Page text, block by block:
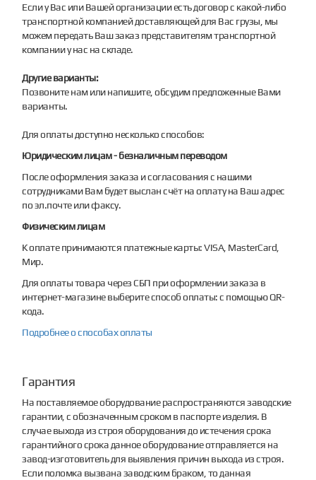
Если у Вас или Вашей организации есть договор с какой-либо
транспортной компанией доставляющей для Вас грузы, мы
можем передать Ваш заказ представителям транспортной
компании у нас на складе.
Другие варианты:
Позвоните нам или напишите, обсудим предложенные Вами
варианты.
Для оплаты доступно несколько способов:
Юридическим лицам - безналичным переводом
После оформления заказа и согласования с нашими
сотрудниками Вам будет выслан счёт на оплату на Ваш адрес
по эл.почте или факсу.
Физическим лицам
К оплате принимаются платежные карты: VISA, MasterCard,
Мир.
Для оплаты товара через СБП при оформлении заказа в
интернет-магазине выберите способ оплаты: с помощью QR-
кода.
Подробнее о способах оплаты
Гарантия
На поставляемое оборудование распространяются заводские
гарантии, с обозначенным сроком в паспорте изделия. В
случае выхода из строя оборудования до истечения срока
гарантийного срока данное оборудование отправляется на
завод-изготовитель для выявления причин выхода из строя.
Если поломка вызвана заводским браком, то данная